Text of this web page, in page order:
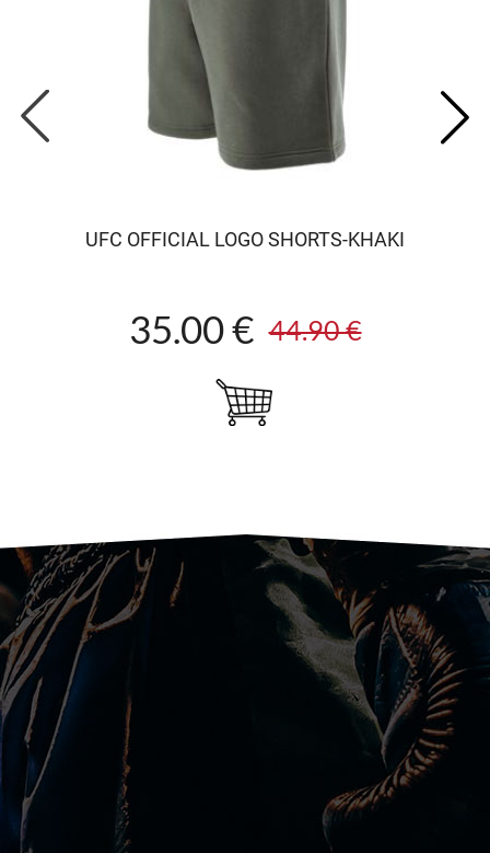
UFC OFFICIAL LOGO SHORTS-KHAKI
35.00 € 44.90 €